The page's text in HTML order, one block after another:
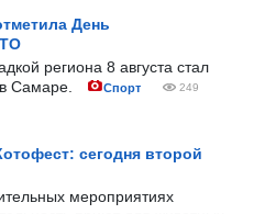
День
региона 8 августа стал
Самаре.
Спорт 249
сегодня второй
мероприятиях